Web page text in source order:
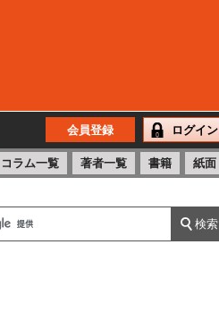
会員登録 ログイン
コラム一覧 著者一覧 書籍 紙面